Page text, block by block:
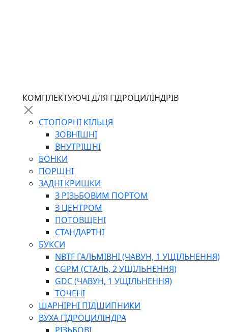
КОМПЛЕКТУЮЧІ ДЛЯ ГІДРОЦИЛІНДРІВ
СТОПОРНІ КІЛЬЦЯ
ЗОВНІШНІ
ВНУТРІШНІ
БОНКИ
ПОРШНІ
ЗАДНІ КРИШКИ
З РІЗЬБОВИМ ПОРТОМ
З ЦЕНТРОМ
ПОТОВЩЕНІ
СТАНДАРТНІ
БУКСИ
NBTF ГАЛЬМІВНІ (ЧАВУН, 1 УЩІЛЬНЕННЯ)
CGPM (СТАЛЬ, 2 УЩІЛЬНЕННЯ)
GDC (ЧАВУН, 1 УЩІЛЬНЕННЯ)
ТОЧЕНІ
ШАРНІРНІ ПІДШИПНИКИ
ВУХА ГІДРОЦИЛІНДРА